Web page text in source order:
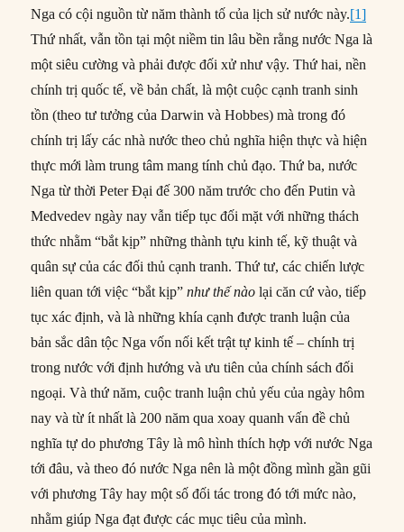
Nga có cội nguồn từ năm thành tố của lịch sử nước này.[1]
Thứ nhất, vẫn tồn tại một niềm tin lâu bền rằng nước Nga là
một siêu cường và phải được đối xử như vậy. Thứ hai, nền
chính trị quốc tế, về bản chất, là một cuộc cạnh tranh sinh
tồn (theo tư tưởng của Darwin và Hobbes) mà trong đó
chính trị lấy các nhà nước theo chủ nghĩa hiện thực và hiện
thực mới làm trung tâm mang tính chủ đạo. Thứ ba, nước
Nga từ thời Peter Đại đế 300 năm trước cho đến Putin và
Medvedev ngày nay vẫn tiếp tục đối mặt với những thách
thức nhằm “bắt kịp” những thành tựu kinh tế, kỹ thuật và
quân sự của các đối thủ cạnh tranh. Thứ tư, các chiến lược
liên quan tới việc “bắt kịp”như thế nào lại căn cứ vào, tiếp
tục xác định, và là những khía cạnh được tranh luận của
bản sắc dân tộc Nga vốn nối kết trật tự kinh tế – chính trị
trong nước với định hướng và ưu tiên của chính sách đối
ngoại. Và thứ năm, cuộc tranh luận chủ yếu của ngày hôm
nay và từ ít nhất là 200 năm qua xoay quanh vấn đề chủ
nghĩa tự do phương Tây là mô hình thích hợp với nước Nga
tới đâu, và theo đó nước Nga nên là một đồng mình gần gũi
với phương Tây hay một số đối tác trong đó tới mức nào,
nhằm giúp Nga đạt được các mục tiêu của mình.